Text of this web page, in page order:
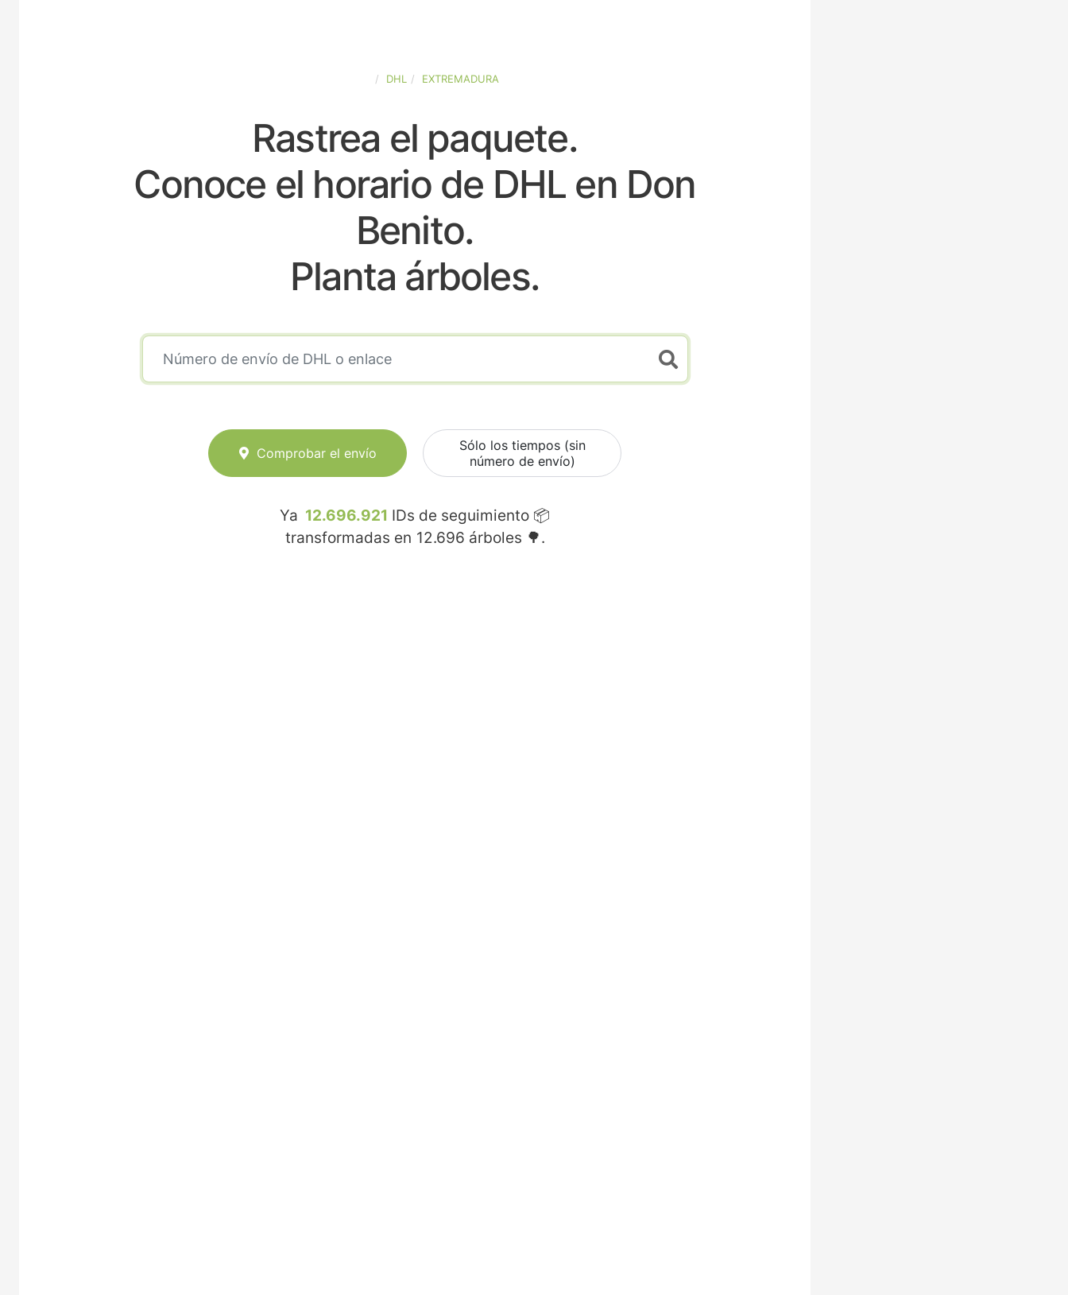
DHL EXTREMADURA
Rastrea el paquete.
Conoce el horario de DHL en Don
Benito.
Planta árboles.
Comprobar el envío
Sólo los tiempos (sin
número de envío)
Ya 12.696.921 IDs de seguimiento 📦
transformadas en 12.696 árboles 🌳.